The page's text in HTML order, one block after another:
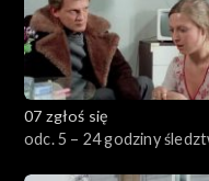
07 zgłoś się
odc. 5 – 24 godziny